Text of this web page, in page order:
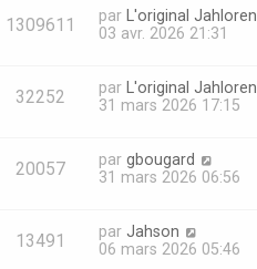
1309611 par
L'original Jahloren
03 avr. 2026 21:31
32252 par
L'original Jahloren
31 mars 2026 17:15
20057 par gbougard
31 mars 2026 06:56
13491 par Jahson
06 mars 2026 05:46